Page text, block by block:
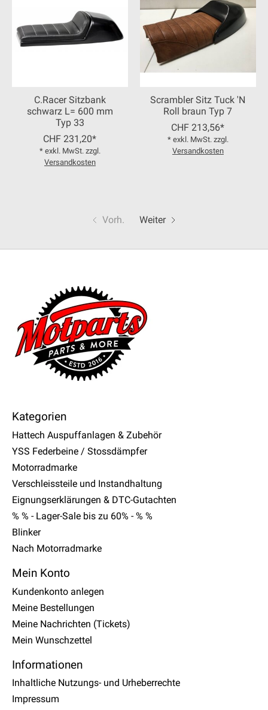
C.Racer Sitzbank
schwarz L= 600 mm
Typ 33
CHF 231,20*
* exkl. MwSt. zzgl.
Versandkosten
Scrambler Sitz Tuck 'N
Roll braun Typ 7
CHF 213,56*
* exkl. MwSt. zzgl.
Versandkosten
Vorh. Weiter
Kategorien
Hattech Auspuffanlagen & Zubehör
YSS Federbeine / Stossdämpfer
Motorradmarke
Verschleissteile und Instandhaltung
Eignungserklärungen & DTC-Gutachten
% % - Lager-Sale bis zu 60% - % %
Blinker
Nach Motorradmarke
Mein Konto
Kundenkonto anlegen
Meine Bestellungen
Meine Nachrichten (Tickets)
Mein Wunschzettel
Informationen
Inhaltliche Nutzungs- und Urheberrechte
Impressum